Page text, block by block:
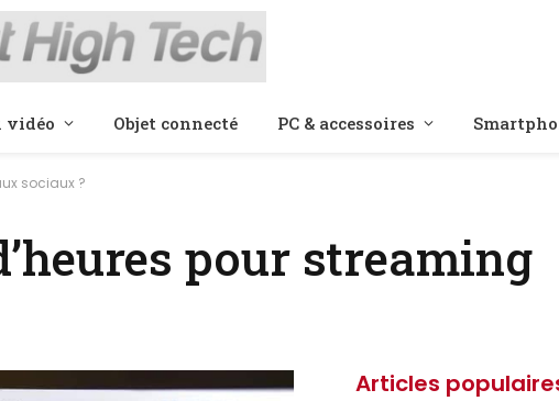
vidéo Objet connecté PC & accessoires
sociaux ?
pour streaming
Articles